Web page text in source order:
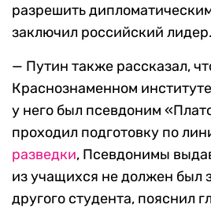
разрешить
заключил российский лидер.
— Путин также рассказал,
Краснознаменном
у него был псевдоним
проходил подготовку по
разведки, Псевдонимы
из учащихся не должен был
другого студента, пояснил